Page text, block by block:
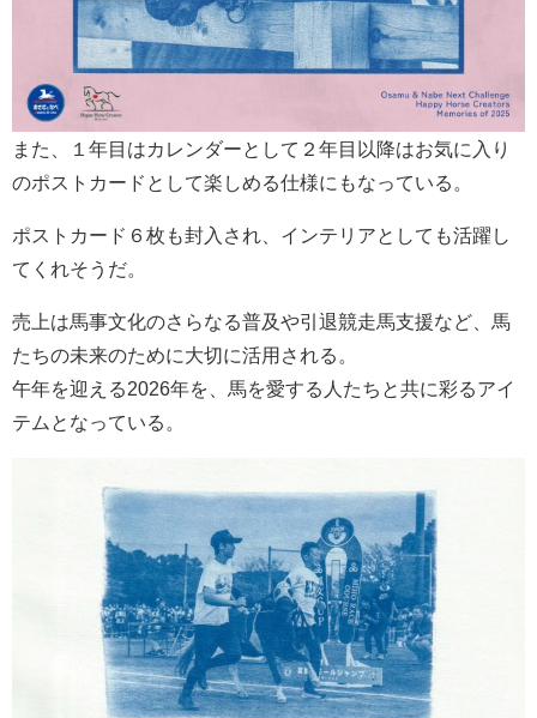
また、１年目はカレンダーとして２年目以降はお気に入り
のポストカードとして楽しめる仕様にもなっている。
ポストカード６枚も封入され、インテリアとしても活躍し
てくれそうだ。
売上は馬事文化のさらなる普及や引退競走馬支援など、馬
たちの未来のために大切に活用される。
午年を迎える2026年を、馬を愛する人たちと共に彩るアイ
テムとなっている。